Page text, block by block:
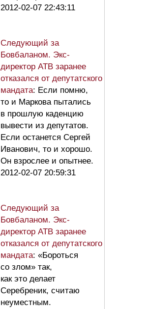
2012-02-07 22:43:11
Следующий за
Бовбаланом. Экс-
директор АТВ заранее
отказался от депутатского
мандата: Если помню,
то и Маркова пытались
в прошлую каденцию
вывести из депутатов.
Если останется Сергей
Иванович, то и хорошо.
Он взрослее и опытнее.
2012-02-07 20:59:31
Следующий за
Бовбаланом. Экс-
директор АТВ заранее
отказался от депутатского
мандата: «Бороться
со злом» так,
как это делает
Серебреник, считаю
неуместным.